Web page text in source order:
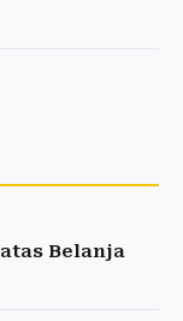
Belanja